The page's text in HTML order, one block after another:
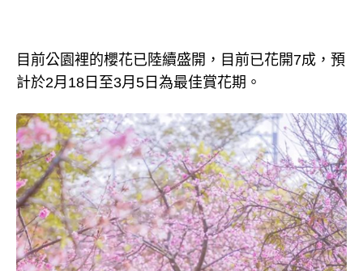
目前公園裡的櫻花已陸續盛開，目前已花開7成，預
計於2月18日至3月5日為最佳賞花期。